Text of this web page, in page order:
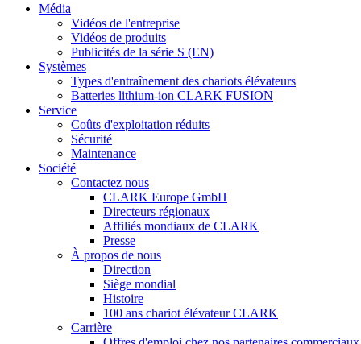
Média
Vidéos de l'entreprise
Vidéos de produits
Publicités de la série S (EN)
Systèmes
Types d'entraînement des chariots élévateurs
Batteries lithium-ion CLARK FUSION
Service
Coûts d'exploitation réduits
Sécurité
Maintenance
Société
Contactez nous
CLARK Europe GmbH
Directeurs régionaux
Affiliés mondiaux de CLARK
Presse
À propos de nous
Direction
Siège mondial
Histoire
100 ans chariot élévateur CLARK
Carrière